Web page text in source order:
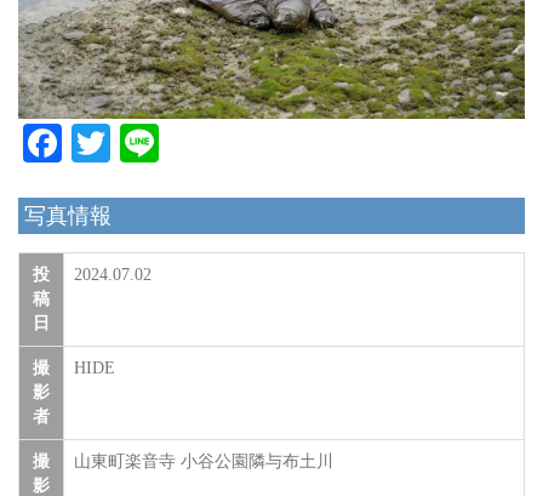
Facebook
Twitter
写真情報
投
稿
日
2024.07.02
撮
影
者
HIDE
撮
影
山東町楽音寺 小谷公園隣与布土川